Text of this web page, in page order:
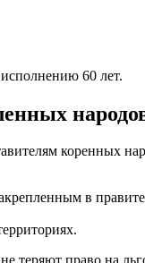
60 лет.
коренных
в